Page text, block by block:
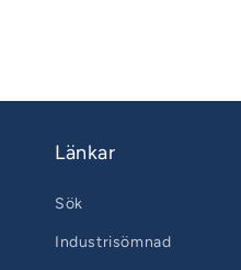
Länkar
Sök
Industrisömnad